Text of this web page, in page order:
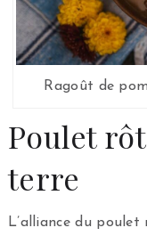
Ragoût de
Poulet
terre
L’alliance du